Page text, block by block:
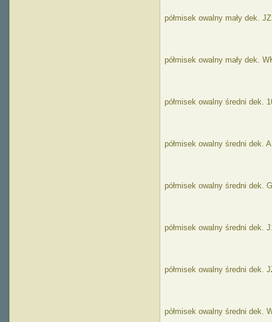
półmisek owalny mały dek.
półmisek owalny mały dek.
półmisek owalny średni dek.
półmisek owalny średni dek.
półmisek owalny średni dek.
półmisek owalny średni dek.
półmisek owalny średni dek.
półmisek owalny średni dek.